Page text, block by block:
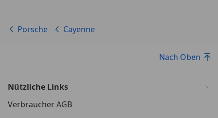
Porsche Cayenne
Nach Oben
Nützliche Links
Verbraucher AGB